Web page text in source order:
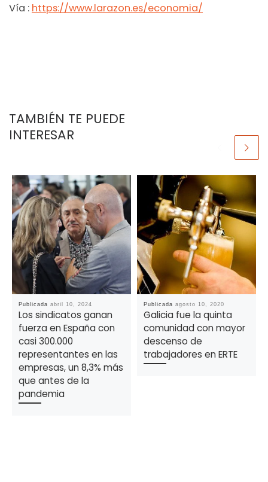
Vía : https://www.larazon.es/economia/
TAMBIÉN TE PUEDE
INTERESAR
Publicada abril 10, 2024
Los sindicatos ganan
fuerza en España con
casi 300.000
representantes en las
empresas, un 8,3% más
que antes de la
pandemia
Publicada agosto 10, 2020
Galicia fue la quinta
comunidad con mayor
descenso de
trabajadores en ERTE